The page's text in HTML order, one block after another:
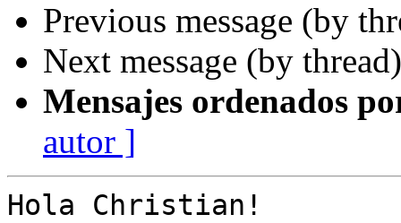
Previous message (by
Next message (by
Mensajes ordenados
autor ]
Hola Christian!